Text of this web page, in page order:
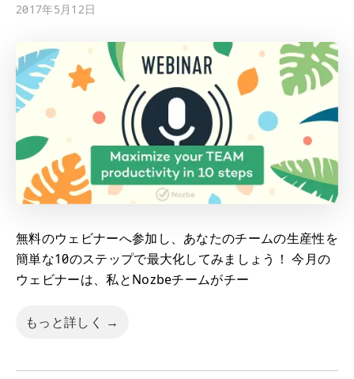
2017年5月12日
無料のウェビナーへ参加し、あなたのチームの生産性を
簡単な10のステップで最大化してみましょう！ 今月の
ウェビナーは、私とNozbeチームがチー
もっと詳しく →